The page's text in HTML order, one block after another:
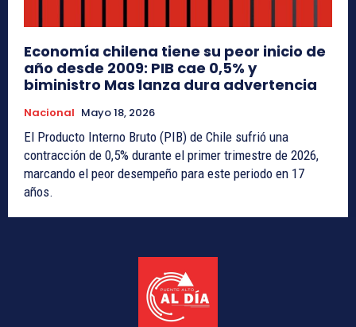
Economía chilena tiene su peor inicio de
año desde 2009: PIB cae 0,5% y
biministro Mas lanza dura advertencia
Nacional Mayo 18, 2026
El Producto Interno Bruto (PIB) de Chile sufrió una
contracción de 0,5% durante el primer trimestre de 2026,
marcando el peor desempeño para este periodo en 17
años.